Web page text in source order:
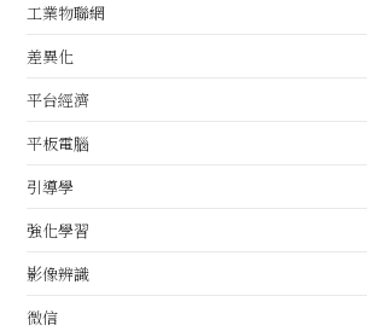
工業物聯網
差異化
平台經濟
平板電腦
引導學
強化學習
影像辨識
微信